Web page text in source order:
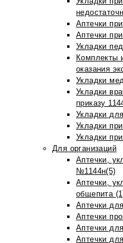
Аптечки
Аптечки
Укладки
Комплекты
оказания
Укладки
Укладки
приказу
Укладки
Укладки
Укладки
Для организаций
Аптечки,
№1144н(5)
Аптечки,
общепита
Аптечки
Аптечки
Аптечки
Аптечки